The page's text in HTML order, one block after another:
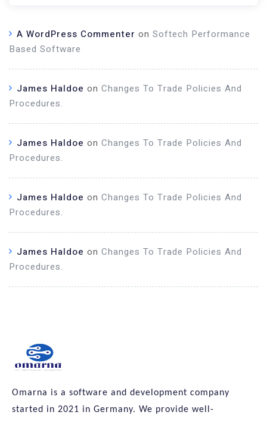
A WordPress Commenter on Softech Performance
Based Software
James Haldoe on Changes To Trade Policies And
Procedures.
James Haldoe on Changes To Trade Policies And
Procedures.
James Haldoe on Changes To Trade Policies And
Procedures.
James Haldoe on Changes To Trade Policies And
Procedures.
Omarna is a software and development company
started in 2021 in Germany. We provide well-